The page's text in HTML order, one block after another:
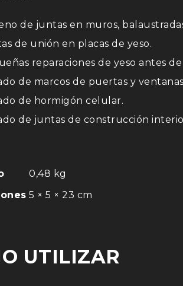
de juntas en muros,
de unión en placas de yeso.
reparaciones de yeso antes
de marcos de puertas y
de hormigón celular.
de juntas de construcción
0,48 kg
5 × 5 × 23 cm
UTILIZAR